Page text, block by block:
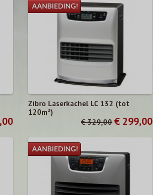
Zibro Laserkachel LC 132 (tot
120m³)
€ 329,00 € 299,00